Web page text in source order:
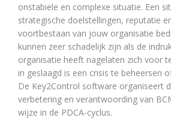
onstabiele en complexe situatie. Een
strategische doelstellingen, reputatie
voortbestaan van jouw organisatie
kunnen zeer schadelijk zijn als de
organisatie heeft nagelaten zich voor
in geslaagd is een crisis te beheersen
De Key2Control software organiseert
verbetering en verantwoording van
wijze in de PDCA-cyclus.